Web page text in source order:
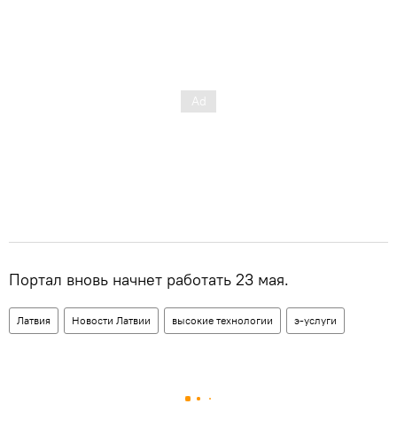
Портал вновь начнет работать 23 мая.
Латвия Новости Латвии высокие технологии э-услуги